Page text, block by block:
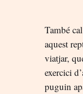
També
aquest
viatjar,
exercici
puguin